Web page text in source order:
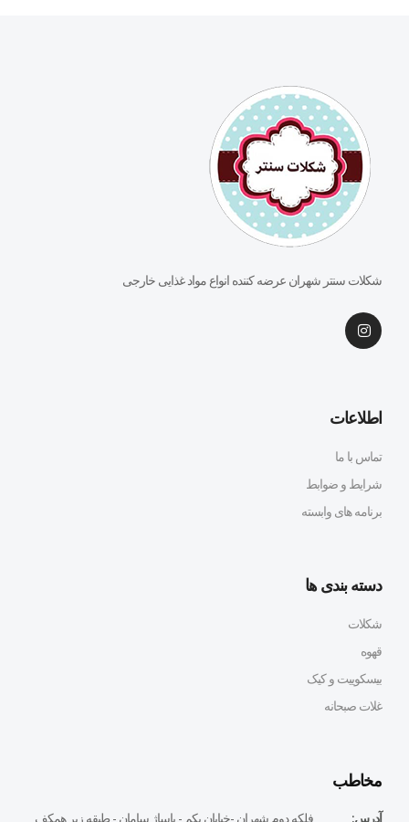
شکلات سنتر شهران عرضه کننده انواع مواد غذایی خارجی
اطلاعات
تماس با ما
شرایط و ضوابط
برنامه های وابسته
دسته بندی ها
شکلات
قهوه
بیسکوییت و کیک
غلات صبحانه
مخاطب
آدرس: فلكه دوم شهران -خيابان يكم - پاساژ سامان - طبقه زير همكف